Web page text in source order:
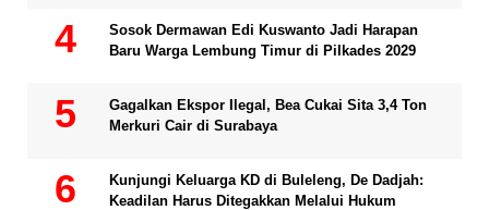
Sosok Dermawan Edi Kuswanto Jadi Harapan
Baru Warga Lembung Timur di Pilkades 2029
Gagalkan Ekspor Ilegal, Bea Cukai Sita 3,4 Ton
Merkuri Cair di Surabaya
Kunjungi Keluarga KD di Buleleng, De Dadjah:
Keadilan Harus Ditegakkan Melalui Hukum